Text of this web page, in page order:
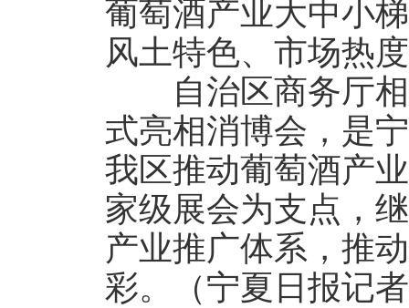
葡萄酒产业大中小
风土特色、市场热
自治区商务厅相
式亮相消博会，是
我区推动葡萄酒产
家级展会为支点，
产业推广体系，推
彩。（宁夏日报记